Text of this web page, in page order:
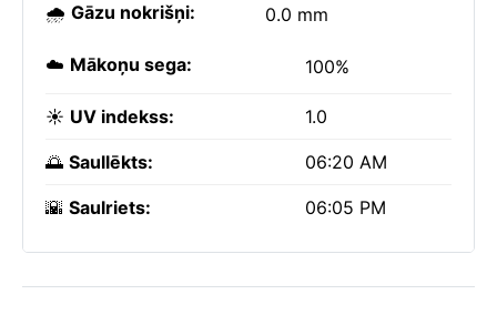
🌧️ Gāzu nokrišņi: 0.0 mm
☁️ Mākoņu sega: 100%
☀️ UV indekss: 1.0
🌅 Saullēkts: 06:20 AM
🌇 Saulriets: 06:05 PM